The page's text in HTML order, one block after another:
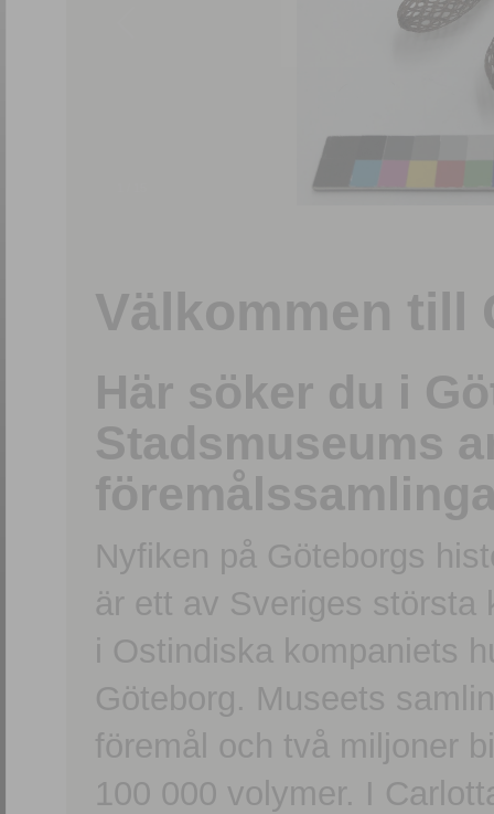
Välkommen till
Här söker du i
Stadsmuseums
Nyfiken på Göteborgs
är ett av Sveriges största
i Ostindiska kompaniets
Göteborg. Museets
föremål och två miljoner
100 000 volymer. I